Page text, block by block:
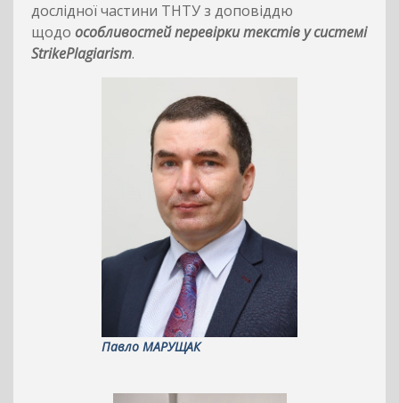
дослідної частини ТНТУ з доповіддю
щодо особливостей перевірки текстів у системі
StrikePlagiarism.
Павло МАРУЩАК